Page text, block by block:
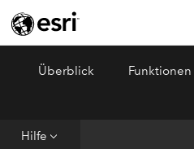
ArcGIS Pro
Überblick Funktionen
Hilfe